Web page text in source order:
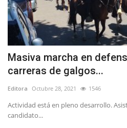
Masiva marcha en
carreras de galgos...
Editora Octubre 28, 2021 1546
Actividad está en pleno desarrollo.
candidato...